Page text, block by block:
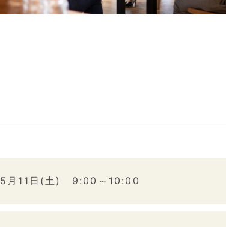
5月11日(土) 9:00～10:00